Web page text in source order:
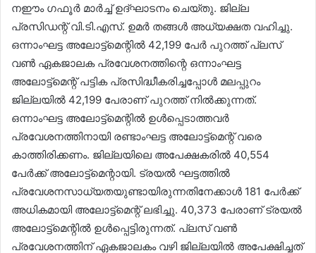
നഈം ഗഫൂർ മാർച്ച് ഉദ്ഘാടനം ചെയ്തു. ജില്ല
പ്രസിഡന്റ് വി.ടി.എസ്. ഉമർ തങ്ങൾ അധ്യക്ഷത വഹിച്ചു.
ഒന്നാംഘട്ട അലോട്ട്മെന്റിൽ 42,199 പേർ പുറത്ത് പ്ലസ്
വൺ ഏകജാലക പ്രവേശനത്തിന്റെ ഒന്നാംഘട്ട
അലോട്ട്മെന്റ് പട്ടിക പ്രസിദ്ധീകരിച്ചപ്പോൾ മലപ്പുറം
ജില്ലയിൽ 42,199 പേരാണ് പുറത്ത് നിൽക്കുന്നത്.
ഒന്നാംഘട്ട അലോട്ട്മെന്റിൽ ഉൾപ്പെടാത്തവർ
പ്രവേശനത്തിനായി രണ്ടാംഘട്ട അലോട്ട്മെന്റ് വരെ
കാത്തിരിക്കണം. ജില്ലയിലെ അപേക്ഷകരിൽ 40,554
പേർക്ക് അലോട്ട്മെന്റായി. ട്രയൽ ഘട്ടത്തിൽ
പ്രവേശനസാധ്യതയുണ്ടായിരുന്നതിനേക്കാൾ 181 പേർക്ക്
അധികമായി അലോട്ട്മെന്റ് ലഭിച്ചു. 40,373 പേരാണ് ട്രയൽ
അലോട്ട്മെന്റിൽ ഉൾപ്പെട്ടിരുന്നത്. പ്ലസ് വൺ
പ്രവേശനത്തിന് ഏകജാലകം വഴി ജില്ലയിൽ അപേക്ഷിച്ചത്